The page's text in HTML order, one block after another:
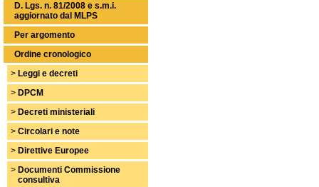
D. Lgs. n. 81/2008 e s.m.i.
aggiornato dal MLPS
Per argomento
Ordine cronologico
> Leggi e decreti
> DPCM
> Decreti ministeriali
> Circolari e note
> Direttive Europee
> Documenti Commissione
consultiva